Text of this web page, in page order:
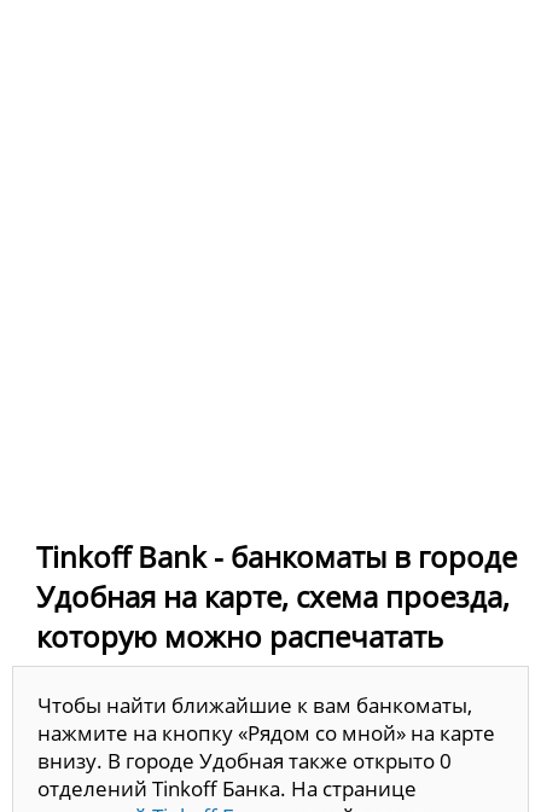
Tinkoff Bank - банкоматы в городе
Удобная на карте, схема проезда,
которую можно распечатать
Чтобы найти ближайшие к вам банкоматы,
нажмите на кнопку «Рядом со мной» на карте
внизу. В городе Удобная также открыто 0
отделений Tinkoff Банка. На странице